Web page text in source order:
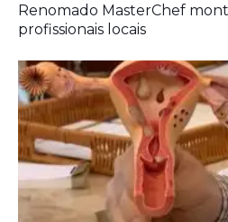
Renomado MasterChef
profissionais locais